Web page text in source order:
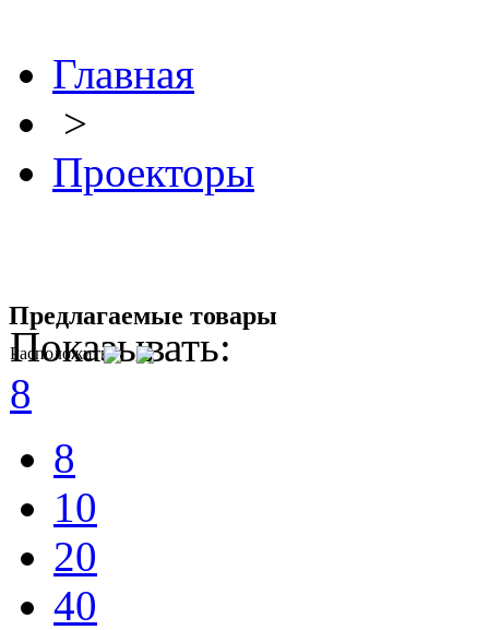
Главная
>
Проекторы
Предлагаемые товары
Расположить
Показывать:
8
8
10
20
40